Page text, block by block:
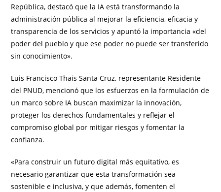
República, destacó que la IA está transformando la
administración pública al mejorar la eficiencia, eficacia y
transparencia de los servicios y apuntó la importancia «del
poder del pueblo y que ese poder no puede ser transferido
sin conocimiento».
Luis Francisco Thais Santa Cruz, representante Residente
del PNUD, mencionó que los esfuerzos en la formulación de
un marco sobre IA buscan maximizar la innovación,
proteger los derechos fundamentales y reflejar el
compromiso global por mitigar riesgos y fomentar la
confianza.
«Para construir un futuro digital más equitativo, es
necesario garantizar que esta transformación sea
sostenible e inclusiva, y que además, fomenten el